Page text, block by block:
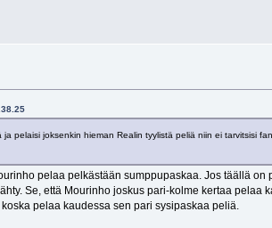
ja pelaisi joksenkin hieman Realin tyylistä peliä niin ei tarvitsisi
pelaa pelkästään sumppupaskaa. Jos täällä
Se, että Mourinho joskus pari-kolme kertaa
pelaa kaudessa sen pari sysipaskaa peliä.